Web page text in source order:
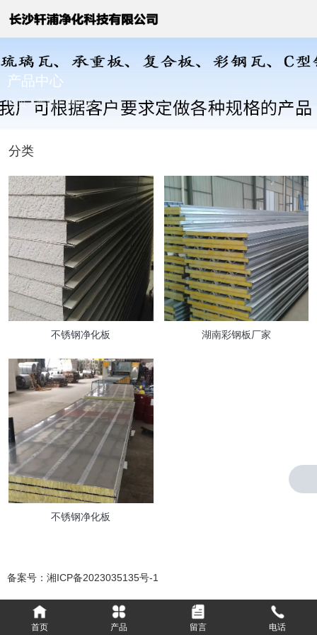
产品中心
首页/产品 /净化板
分类
不锈钢净化板 湖南彩钢板厂家
不锈钢净化板
备案号： 湘ICP备2023035135号-1
首页 产品 留言 电话